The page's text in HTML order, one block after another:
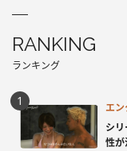
RANKING
ランキング
エン
シ
性が